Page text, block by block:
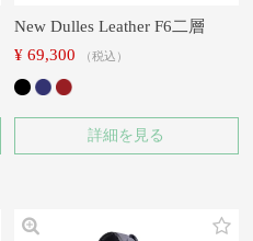
New Dulles Leather F6二層
¥ 69,300 税込
詳細を見る